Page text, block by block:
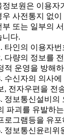
보원은 이용자
우 사전통지 없
부 또는 일부의
니다.
타인의 이용자
다량의 정보를
적 운영을 방해
수신자의 의사
, 전자우편을 전
정보통신설비의
파괴를 유발하
로그램등을 유포
정보통신윤리위